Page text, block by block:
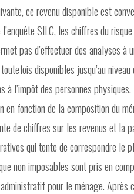
ce revenu disponible est
SILC, les chiffres du
pas d’effectuer des analyses
disponibles jusqu’au
à l’impôt des personnes
en fonction de la composition du
de chiffres sur les revenus et la
qui tente de correspondre le
non imposables sont pris en
pour le ménage.